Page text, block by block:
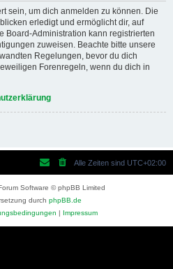
sein, um dich anmelden zu können. Die
erledigt und ermöglicht dir, auf
Board-Administration kann registrierten
zuweisen. Beachte bitte unsere
Regelungen, bevor du dich
Forenregeln, wenn du dich in
Alle Zeiten sind UTC+02:00
Software © phpBB Limited
durch phpBB.de
| Impressum